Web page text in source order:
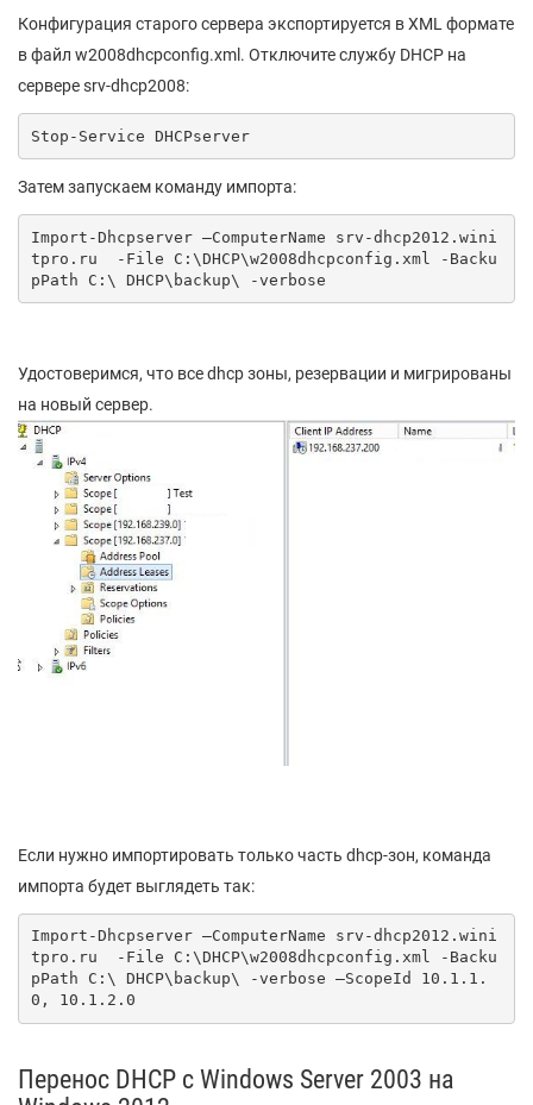
Конфигурация старого сервера экспортируется в XML формате
в файл w2008dhcpconfig.xml. Отключите службу DHCP на
сервере srv-dhcp2008:
Stop-Service DHCPserver
Затем запускаем команду импорта:
Import-Dhcpserver –ComputerName srv-dhcp2012.wini
tpro.ru  -File C:\DHCP\w2008dhcpconfig.xml -Backu
pPath C:\ DHCP\backup\ -verbose
Удостоверимся, что все dhcp зоны, резервации и мигрированы
на новый сервер.
Если нужно импортировать только часть dhcp-зон, команда
импорта будет выглядеть так:
Import-Dhcpserver –ComputerName srv-dhcp2012.wini
tpro.ru  -File C:\DHCP\w2008dhcpconfig.xml -Backu
pPath C:\ DHCP\backup\ -verbose –ScopeId 10.1.1.
0, 10.1.2.0
Перенос DHCP с Windows Server 2003 на